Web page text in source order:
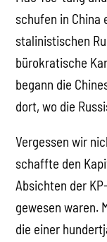
schufen in China
stalinistischen
bürokratische
begann die
dort, wo die
Vergessen wir
schaffte den
Absichten der
gewesen waren.
die einer